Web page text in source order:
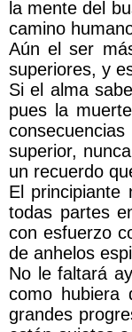
la mente del
camino
Aún el ser
superiores, y
Si el alma
pues la
superior,
un recuerdo
El principiante
todas partes
con esfuerzo
de anhelos
No le faltará
como hubiera
grandes